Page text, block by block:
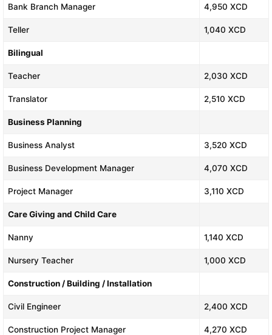
Bank Branch Manager 4,950 XCD
Teller 1,040 XCD
Bilingual
Teacher 2,030 XCD
Translator 2,510 XCD
Business Planning
Business Analyst 3,520 XCD
Business Development Manager 4,070 XCD
Project Manager 3,110 XCD
Care Giving and Child Care
Nanny 1,140 XCD
Nursery Teacher 1,000 XCD
Construction / Building / Installation
Civil Engineer 2,400 XCD
Construction Project Manager 4,270 XCD